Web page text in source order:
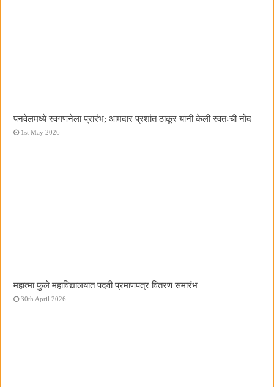
पनवेलमध्ये स्वगणनेला प्रारंभ; आमदार प्रशांत ठाकूर यांनी केली स्वतःची नोंद
1st May 2026
महात्मा फुले महाविद्यालयात पदवी प्रमाणपत्र वितरण समारंभ
30th April 2026